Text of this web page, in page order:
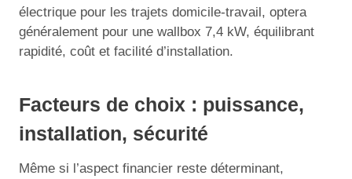
électrique pour les trajets domicile-travail, optera
généralement pour une wallbox 7,4 kW, équilibrant
rapidité, coût et facilité d’installation.
Facteurs de choix : puissance,
installation, sécurité
Même si l’aspect financier reste déterminant,